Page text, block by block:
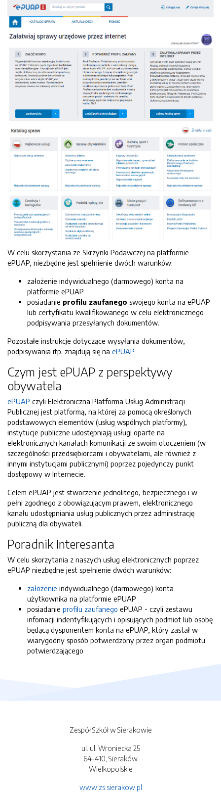
W celu skorzystania ze Skrzynki Podawczej na platformie
ePUAP, niezbędne jest spełnienie dwóch warunków:
założenie indywidualnego (darmowego) konta na
platformie ePUAP
posiadanie profilu zaufanego swojego konta na ePUAP
lub certyfikatu kwalifikowanego w celu elektronicznego
podpisywania przesyłanych dokumentów.
Pozostałe instrukcje dotyczące wysyłania dokumentów,
podpisywania itp. znajdują się na ePUAP
Czym jest ePUAP z perspektywy
obywatela
ePUAP czyli Elektroniczna Platforma Usług Administracji
Publicznej jest platformą, na której za pomocą określonych
podstawowych elementów (usług wspólnych platformy),
instytucje publiczne udostępniają usługi oparte na
elektronicznych kanałach komunikacji ze swoim otoczeniem (w
szczególności przedsiębiorcami i obywatelami, ale również z
innymi instytucjami publicznymi) poprzez pojedynczy punkt
dostępowy w Internecie.
Celem ePUAP jest stworzenie jednolitego, bezpiecznego i w
pełni zgodnego z obowiązującym prawem, elektronicznego
kanału udostępniania usług publicznych przez administrację
publiczną dla obywateli.
Poradnik Interesanta
W celu skorzytania z naszych usług elektronicznych poprzez
ePUAP niezbędne jest spełnienie dwóch warunków:
założenie indywidualnego (darmowego) konta
użytkownika na platformie ePUAP
posiadanie profilu zaufanego ePUAP - czyli zestawu
infomacji indentyfikujących i opisujących podmiot lub osobę
będącą dysponentem konta na ePUAP, który zastał w
wiarygodny sposób potwierdzony przez organ podmiotu
potwierdzającego
Zespół Szkół w Sierakowie
ul. ul. Wroniecka 25
64-410, Sieraków
Wielkopolskie
www.zs.sierakow.pl